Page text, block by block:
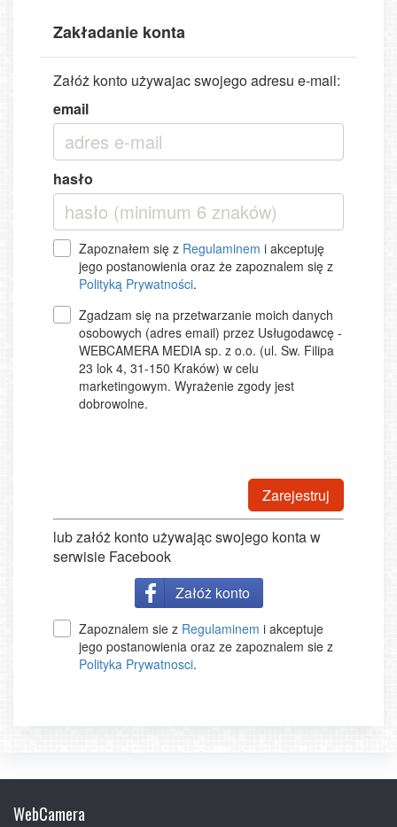
Zakładanie konta
Załóż konto używajac swojego adresu e-mail:
email
hasło
Zapoznałem się z Regulaminem i akceptuję
jego postanowienia oraz że zapoznalem się z
Polityką Prywatności.
Zgadzam się na przetwarzanie moich danych
osobowych (adres email) przez Usługodawcę -
WEBCAMERA MEDIA sp. z o.o. (ul. Sw. Filipa
23 lok 4, 31-150 Kraków) w celu
marketingowym. Wyrażenie zgody jest
dobrowolne.
Zarejestruj
lub załóż konto używając swojego konta w
serwisie Facebook
Załóż konto
Zapoznalem sie z Regulaminem i akceptuje
jego postanowienia oraz ze zapoznalem sie z
Polityka Prywatnosci.
WebCamera